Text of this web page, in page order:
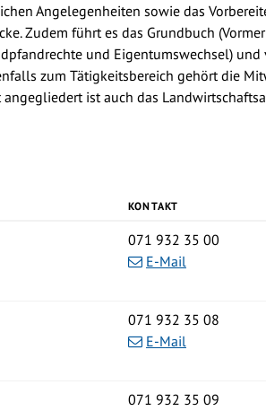
Angelegenheiten sowie das
Zudem führt es das Grundbuch
und Eigentumswechsel)
zum Tätigkeitsbereich gehört die
ist auch das
KONTAKT
Tel.
071 932 35 00
E-Mail
Zentrale
071 932 35 08
E-Mail
Zentrale
071 932 35 09